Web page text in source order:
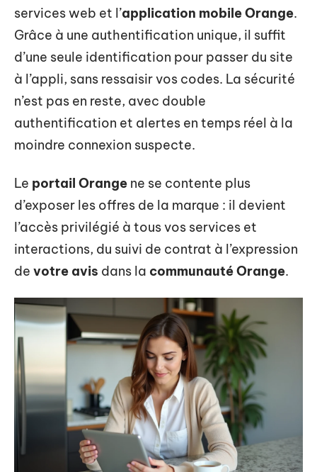
services web et l’application mobile Orange.
Grâce à une authentification unique, il suffit
d’une seule identification pour passer du site
à l’appli, sans ressaisir vos codes. La sécurité
n’est pas en reste, avec double
authentification et alertes en temps réel à la
moindre connexion suspecte.
Le portail Orange ne se contente plus
d’exposer les offres de la marque : il devient
l’accès privilégié à tous vos services et
interactions, du suivi de contrat à l’expression
de votre avis dans la communauté Orange.